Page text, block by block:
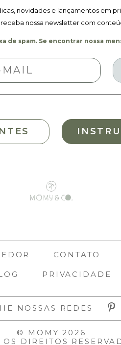
M
Quantidade
novidades e lançamentos em
nossa newsletter com
de spam. Se encontrar nossa
CONTATO
PRIVACIDADE
NOSSAS REDES
© MOMY 2026
OS DIREITOS